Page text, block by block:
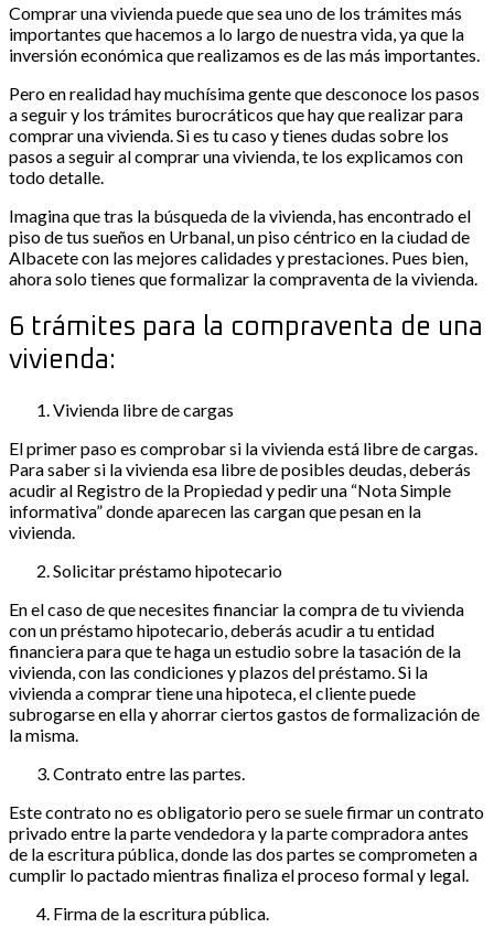
Comprar una vivienda puede que sea uno de los trámites más
importantes que hacemos a lo largo de nuestra vida, ya que la
inversión económica que realizamos es de las más importantes.
Pero en realidad hay muchísima gente que desconoce los pasos
a seguir y los trámites burocráticos que hay que realizar para
comprar una vivienda. Si es tu caso y tienes dudas sobre los
pasos a seguir al comprar una vivienda, te los explicamos con
todo detalle.
Imagina que tras la búsqueda de la vivienda, has encontrado el
piso de tus sueños en Urbanal, un piso céntrico en la ciudad de
Albacete con las mejores calidades y prestaciones. Pues bien,
ahora solo tienes que formalizar la compraventa de la vivienda.
6 trámites para la compraventa de una
vivienda:
Vivienda libre de cargas
El primer paso es comprobar si la vivienda está libre de cargas.
Para saber si la vivienda esa libre de posibles deudas, deberás
acudir al Registro de la Propiedad y pedir una “Nota Simple
informativa” donde aparecen las cargan que pesan en la
vivienda.
Solicitar préstamo hipotecario
En el caso de que necesites financiar la compra de tu vivienda
con un préstamo hipotecario, deberás acudir a tu entidad
financiera para que te haga un estudio sobre la tasación de la
vivienda, con las condiciones y plazos del préstamo. Si la
vivienda a comprar tiene una hipoteca, el cliente puede
subrogarse en ella y ahorrar ciertos gastos de formalización de
la misma.
Contrato entre las partes.
Este contrato no es obligatorio pero se suele firmar un contrato
privado entre la parte vendedora y la parte compradora antes
de la escritura pública, donde las dos partes se comprometen a
cumplir lo pactado mientras finaliza el proceso formal y legal.
Firma de la escritura pública.